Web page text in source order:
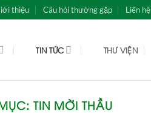
thiệu Câu hỏi thường gặp Liên hệ
TIN TỨC THƯ VIỆN
TIN MỜI THẦU